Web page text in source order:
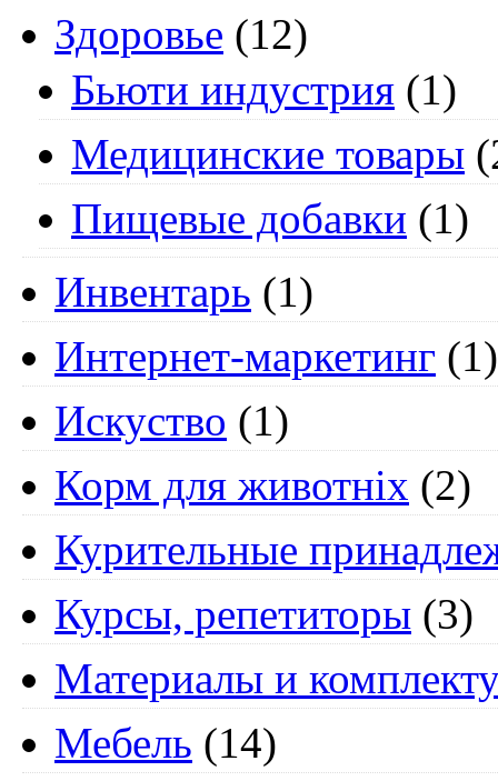
Здоровье (12)
Бьюти индустрия (1)
Медицинские товары
Пищевые добавки (1)
Инвентарь (1)
Интернет-маркетинг (1)
Искуство (1)
Корм для животніх (2)
Курительные
Курсы, репетиторы (3)
Материалы и
Мебель (14)